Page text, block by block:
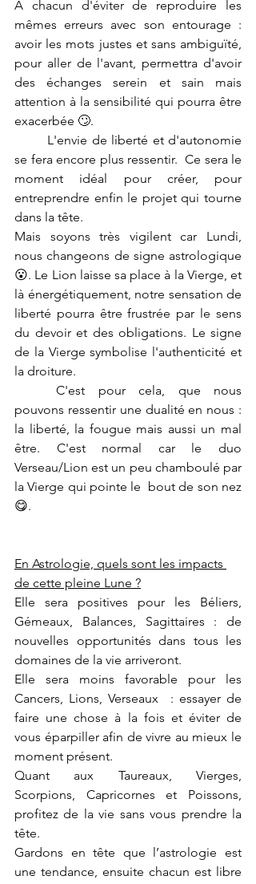
A chacun d'éviter de reproduire les
mêmes erreurs avec son entourage :
avoir les mots justes et sans ambiguïté,
pour aller de l'avant, permettra d'avoir
des échanges serein et sain mais
attention à la sensibilité qui pourra être
exacerbée 🙄.
se fera encore plus ressentir.  Ce sera le
moment idéal pour créer, pour
entreprendre enfin le projet qui tourne
dans la tête.
Mais soyons très vigilent car Lundi,
nous changeons de signe astrologique
😮. Le Lion laisse sa place à la Vierge, et
là énergétiquement, notre sensation de
liberté pourra être frustrée par le sens
du devoir et des obligations. Le signe
de la Vierge symbolise l'authenticité et
la droiture.
	C'est pour cela, que nous
pouvons ressentir une dualité en nous :
la liberté, la fougue mais aussi un mal
être. C'est normal car le duo
Verseau/Lion est un peu chamboulé par
la Vierge qui pointe le  bout de son nez
😋.
En Astrologie, quels sont les impacts
de cette pleine Lune ?
Elle sera positives pour les Béliers,
Gémeaux, Balances, Sagittaires : de
nouvelles opportunités dans tous les
domaines de la vie arriveront.
Elle sera moins favorable pour les
Cancers, Lions, Verseaux  : essayer de
faire une chose à la fois et éviter de
vous éparpiller afin de vivre au mieux le
moment présent.
Quant aux Taureaux, Vierges,
Scorpions, Capricornes et Poissons,
profitez de la vie sans vous prendre la
tête.
Gardons en tête que l’astrologie est
une tendance, ensuite chacun est libre